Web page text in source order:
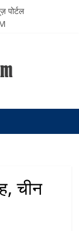
पोर्टल
चीन